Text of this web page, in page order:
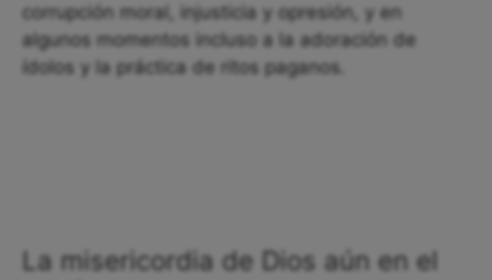
corrupción moral, injusticia y opresión, y en
algunos momentos incluso a la adoración de
ídolos y la práctica de ritos paganos.
La misericordia de Dios aún en el